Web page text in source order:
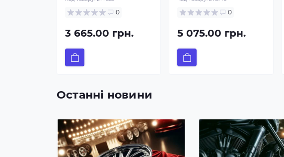
0
3 665.00 грн.
0
5 075.00 грн.
Останні новини